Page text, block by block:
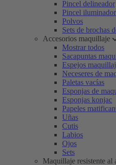
Pincel delineador
Pincel iluminador
Polvos
Sets de brochas
Accesorios maquillaje
Mostrar todos
Sacapuntas
Espejos
Neceseres de
Paletas vacías
Esponjas de
Esponjas konjac
Papeles
Uñas
Cutis
Labios
Ojos
Sets
Maquillaje resistente al